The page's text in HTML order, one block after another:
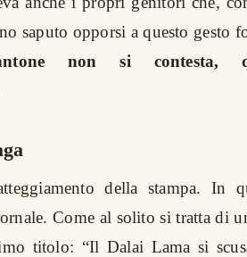
saputo opporsi a questo gesto
non si contesta,
della stampa. In
Come al solito si tratta di
titolo: “Il Dalai Lama si